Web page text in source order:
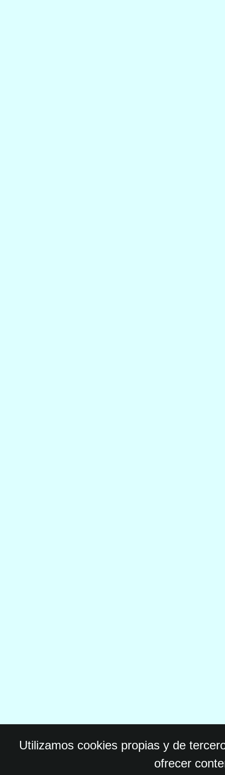
Utilizamos cookies propias y de
ofrecer